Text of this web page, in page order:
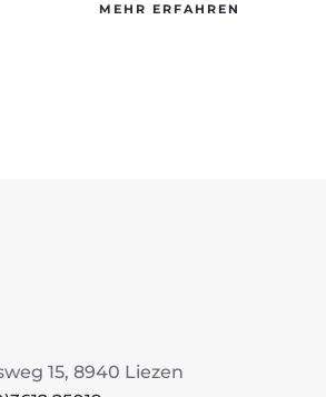
MEHR ERFAHREN
15, 8940 Liezen